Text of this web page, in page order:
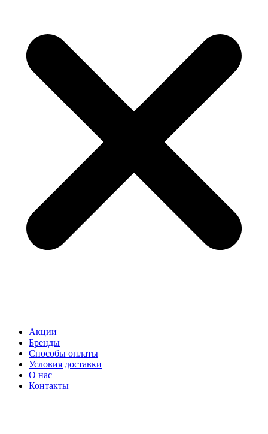
Акции
Бренды
Способы оплаты
Условия доставки
О нас
Контакты